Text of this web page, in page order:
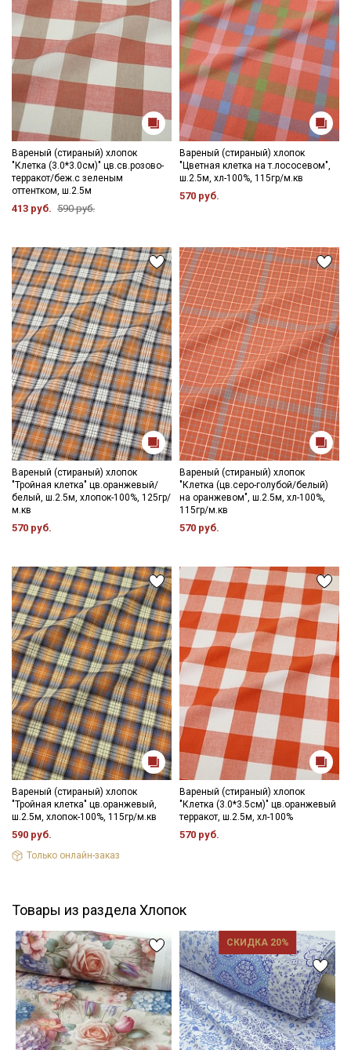
Вареный (стираный) хлопок
"Клетка (3.0*3.0см)" цв.св.розово-
терракот/беж.с зеленым
оттентком, ш.2.5м
413 руб. 590 руб.
Вареный (стираный) хлопок
"Цветная клетка на т.лососевом",
ш.2.5м, хл-100%, 115гр/м.кв
570 руб.
Вареный (стираный) хлопок
"Тройная клетка" цв.оранжевый/
белый, ш.2.5м, хлопок-100%, 125гр/
м.кв
570 руб.
Вареный (стираный) хлопок
"Клетка (цв.серо-голубой/белый)
на оранжевом", ш.2.5м, хл-100%,
115гр/м.кв
570 руб.
Вареный (стираный) хлопок
"Тройная клетка" цв.оранжевый,
ш.2.5м, хлопок-100%, 115гр/м.кв
590 руб.
Только онлайн-заказ
Вареный (стираный) хлопок
"Клетка (3.0*3.5см)" цв.оранжевый
терракот, ш.2.5м, хл-100%
570 руб.
Товары из раздела Хлопок
СКИДКА 20%